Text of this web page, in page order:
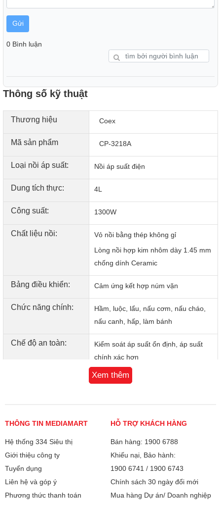
kết hợp núm vặn
Nồi áp suất đa năng 4 lít Coex CP-3218A sử dụng ngôn
ngữ tiếng Anh và tiếng Việt dễ hiểu, điều khiển bằng cảm
ứng kết hợp núm vặn dễ sử dụng. Màn hình LED màu hiển
thị đa chức năng.
nhiều chế độ nấu khác nhau, giúp bạn có thể nấu được
nhiều món như: Hầm, luộc, lẩu, nấu cơm, nấu cháo, nấu
canh, hấp, làm bánh. Dung tích 4L có thể phục vụ nhu cầu
của gia đình 3 – 5 thành viên.
Là chiếc nồi áp suất đa năng, Coex CP-3218A được trang
Gửi
0 Bình luận
Thông số kỹ thuật
Thương hiệu Coex
Mã sản phẩm CP-3218A
Loại nồi áp suất: Nồi áp suất điện
Dung tích thực: 4L
Công suất: 1300W
Chất liệu nồi:
Vỏ nồi bằng thép không gỉ
Lòng nồi hợp kim nhôm dày 1.45 mm
chống dính Ceramic
Bảng điều khiển: Cảm ứng kết hợp núm vặn
Chức năng chính:
Hầm, luộc, lẩu, nấu cơm, nấu cháo,
nấu canh, hấp, làm bánh
Chế độ an toàn:
Kiểm soát áp suất ổn định, áp suất
chính xác hơn
Chế độ hẹn giờ nấu và gợi ý thời gian
cho từng chế độ nấu
Đặc điểm khác:
Bảng điều khiển tiếng Anh & tiếng Việt
Phụ kiện đi kèm : thìa, cốc nước, dây
nguồn
Kích thước:
Xem thêm
THÔNG TIN MEDIAMART
Hệ thống 334 Siêu thị
Giới thiệu công ty
Tuyển dụng
Liên hệ và góp ý
Phương thức thanh toán
HỖ TRỢ KHÁCH HÀNG
Bán hàng: 1900 6788
Khiếu nại, Bảo hành:
1900 6741 / 1900 6743
Chính sách 30 ngày đổi mới
Mua hàng Dự án/ Doanh nghiệp